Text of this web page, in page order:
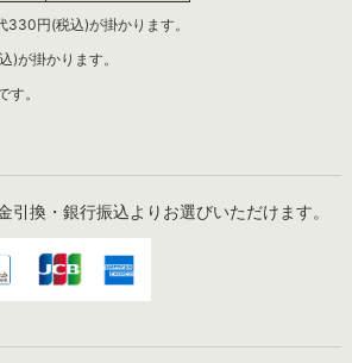
円(税込)が掛かります。
)が掛かります。
。
引換・銀行振込よりお選びいただけます。